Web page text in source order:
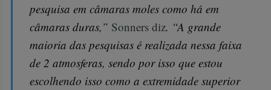
pesquisa em câmaras moles como há em
câmaras duras,” Sonners diz. “A grande
maioria das pesquisas é realizada nessa faixa
de 2 atmosferas, sendo por isso que estou
escolhendo isso como a extremidade superior